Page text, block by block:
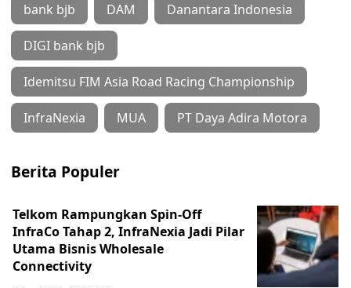
bank bjb DAM Danantara Indonesia
DIGI bank bjb
Idemitsu FIM Asia Road Racing Championship
InfraNexia MUA PT Daya Adira Motora
Berita Populer
Telkom Rampungkan Spin-Off
InfraCo Tahap 2, InfraNexia Jadi Pilar
Utama Bisnis Wholesale
Connectivity